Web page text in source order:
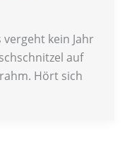
kein Jahr
auf
Hört sich